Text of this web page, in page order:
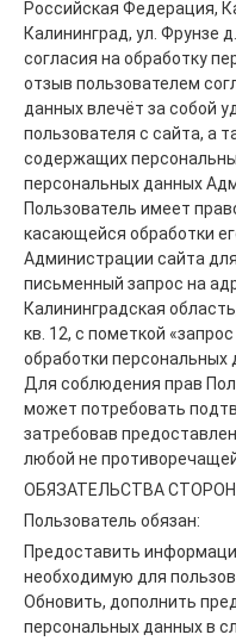
Российская Федерация,
Калининград, ул. Фрунзе
согласия на обработку
отзыв пользователем
данных влечёт за собой
пользователя с сайта, а
содержащих
персональных данных
Пользователь имеет
касающейся обработки
Администрации сайта
письменный запрос на
Калининградская
кв. 12, с пометкой
обработки персональных
Для соблюдения прав
может потребовать
затребовав
любой не
ОБЯЗАТЕЛЬСТВА СТОРОН
Пользователь обязан:
Предоставить
необходимую для
Обновить, дополнить
персональных данных в